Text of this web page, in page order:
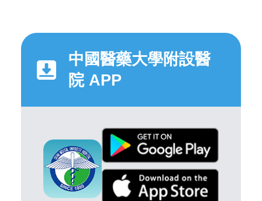
中國醫藥大學附設醫
院 APP